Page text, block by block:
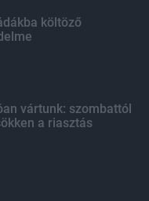
költöző
vártunk: szombattól
a riasztás